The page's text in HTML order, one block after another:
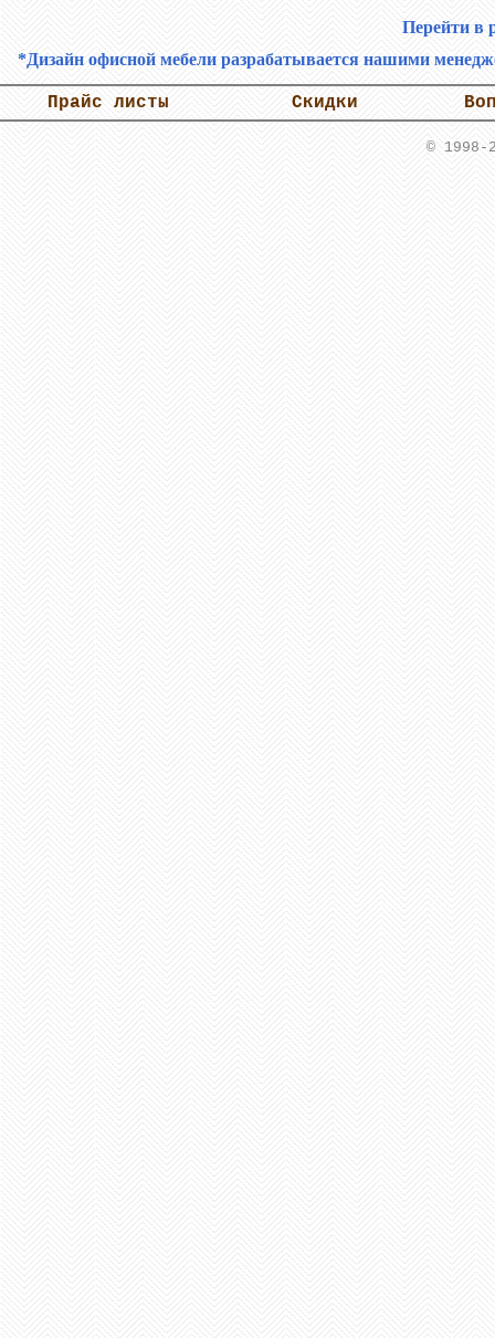
Перейти в
*Дизайн офисной мебели разрабатывается нашими
Прайс листы Скидки
© 1998-